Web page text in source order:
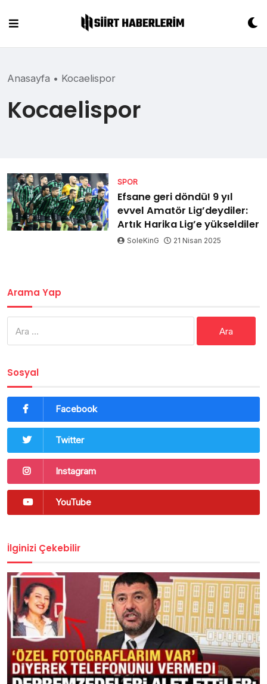
content
Anasayfa • Kocaelispor
Kocaelispor
SPOR
Efsane geri döndü! 9 yıl
evvel Amatör Lig’deydiler:
Artık Harika Lig’e yükseldiler
SoleKinG 21 Nisan 2025
Arama Yap
Sosyal
Facebook
Twitter
Instagram
YouTube
İlginizi Çekebilir